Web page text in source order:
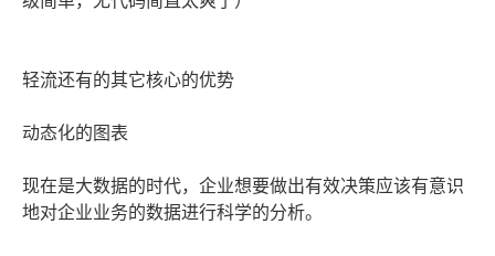
轻流还有的其它核心的优势
动态化的图表
现在是大数据的时代，企业想要做出有效决策应该有意识
地对企业业务的数据进行科学的分析。